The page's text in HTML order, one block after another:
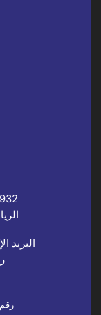
3932 شارع المصانع،
البريد
رقم